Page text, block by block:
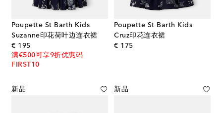
Poupette St Barth Kids
Suzanne印花荷叶边连衣裙
€ 195original price
满€500可享9折优惠码
FIRST10
Poupette St Barth Kids
Cruz印花连衣裙
€ 175original price
新品 新品